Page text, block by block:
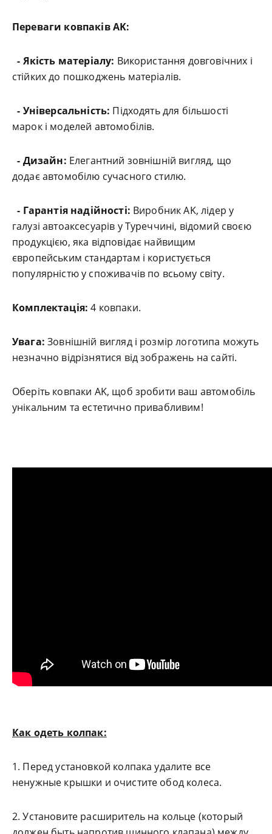
Переваги ковпаків AK:
- Якість матеріалу: Використання довговічних і
стійких до пошкоджень матеріалів.
- Універсальність: Підходять для більшості
марок і моделей автомобілів.
- Дизайн: Елегантний зовнішній вигляд, що
додає автомобілю сучасного стилю.
- Гарантія надійності: Виробник AK, лідер у
галузі автоаксесуарів у Туреччині, відомий своєю
продукцією, яка відповідає найвищим
європейським стандартам і користується
популярністю у споживачів по всьому світу.
Комплектація: 4 ковпаки.
Увага: Зовнішній вигляд і розмір логотипа можуть
незначно відрізнятися від зображень на сайті.
Оберіть ковпаки AK, щоб зробити ваш автомобіль
унікальним та естетично привабливим!
Как одеть колпак:
1. Перед установкой колпака удалите все
ненужные крышки и очистите обод колеса.
2. Установите расширитель на кольце (который